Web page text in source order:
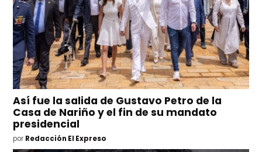
Así fue la salida de Gustavo Petro de la
Casa de Nariño y el fin de su mandato
presidencial
por Redacción El Expreso